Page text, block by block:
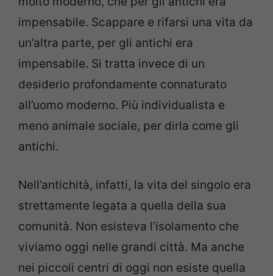
impensabile. Scappare e rifarsi una vita da
un’altra parte, per gli antichi era
impensabile. Si tratta invece di un
desiderio profondamente connaturato
all’uomo moderno. Più individualista e
meno animale sociale, per dirla come gli
antichi.
Nell’antichità, infatti, la vita del singolo era
strettamente legata a quella della sua
comunità. Non esisteva l’isolamento che
viviamo oggi nelle grandi città. Ma anche
nei piccoli centri di oggi non esiste quella